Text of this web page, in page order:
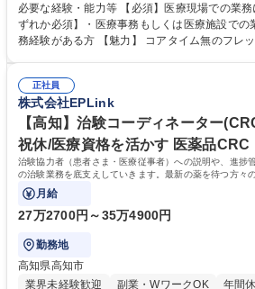
材管理、検体管理に係る事務処理一般業務） ■院内各部署への連絡調整 ■
各種資料作成 ■EDC入力補助（カルテからのデ
事務局のサポート業務 ■モニタリング・監査の
ャリアアップの可否を判断させていただきます。 募集職種 【東京/治験
連事務(CRCアシスタント)】SMO業界最大手★
必要な経験・能力等 【必須】医療現場での業
ずれか必須】・医療事務もしくは医療施設での
務経験がある方 【魅力】 コアタイム無のフレックスタイム制/プライベー
修を実施し、知識のアップデートを行います。
験値やスキルの共有を図り、全社的に均質な支援を
資格 学歴：大学院 大学 高専 短大 専修学校 語
正社員
株式会社EPLink
【高知】治験コーディネーター
祝休/医療資格を活かす 医薬品CRC
治験協力者（患者さま・医療従事者）への説明や、進捗
の治験業務を底支えしていきます。最新の薬を待つ方々
が身につく社会貢献度の高い仕事です。
月給
27万2700円～35万4900円
勤務地
高知県高知市
業界未経験歓迎
副業・WワークOK 年間